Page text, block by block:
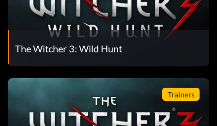
The Witcher 3: Wild Hunt
Trainers